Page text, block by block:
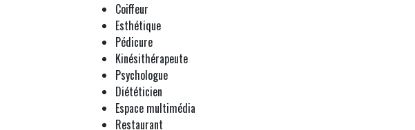
Coiffeur
Esthétique
Pédicure
Kinésithérapeute
Psychologue
Diététicien
Espace multimédia
Restaurant